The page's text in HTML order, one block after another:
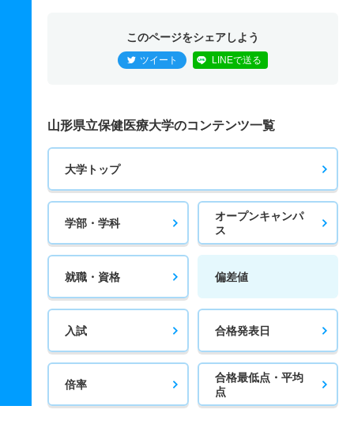
このページをシェアしよう
ツイート LINEで送る
山形県立保健医療大学のコンテンツ一覧
大学トップ
学部・学科
オープンキャンパ
ス
就職・資格 偏差値
入試 合格発表日
倍率
合格最低点・平均
点